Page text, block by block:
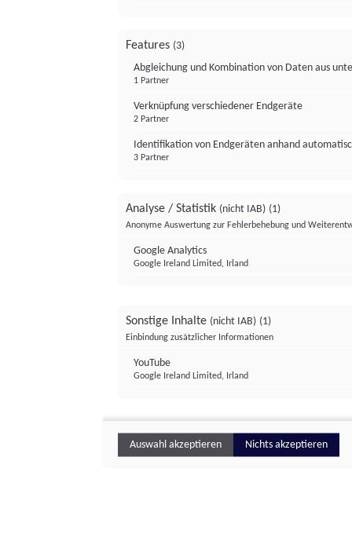
Features (3)
Abgleichung und Kombination von Daten aus
1 Partner
Verknüpfung verschiedener Endgeräte
2 Partner
Identifikation von Endgeräten anhand
3 Partner
Analyse / Statistik (nicht IAB) (1)
Anonyme Auswertung zur Fehlerbehebung und
Google Analytics
Google Ireland Limited, Irland
Sonstige Inhalte (nicht IAB) (1)
Einbindung zusätzlicher Informationen
YouTube
Google Ireland Limited, Irland
Auswahl akzeptieren Nichts akzeptieren